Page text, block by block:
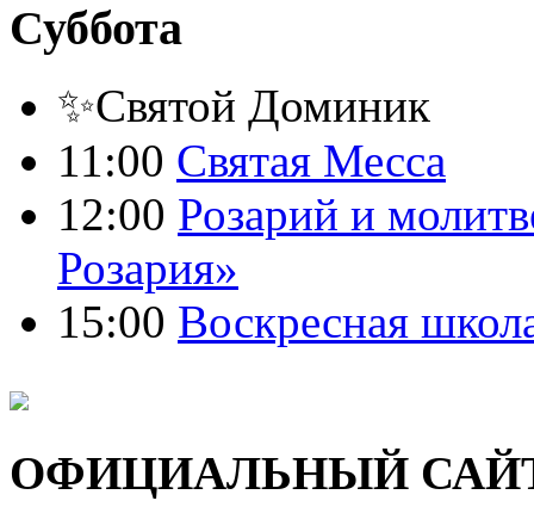
Суббота
✨Святой Доминик
11:00 Святая Месса
12:00 Розарий и
Розария»
15:00 Воскресная
ОФИЦИАЛЬНЫЙ